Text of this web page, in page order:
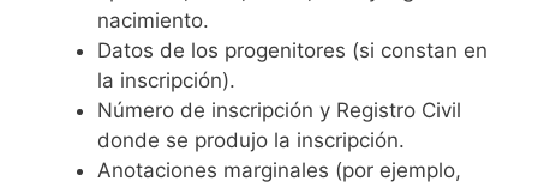
nacimiento.
Datos de los progenitores (si constan en
la inscripción).
Número de inscripción y Registro Civil
donde se produjo la inscripción.
Anotaciones marginales (por ejemplo,